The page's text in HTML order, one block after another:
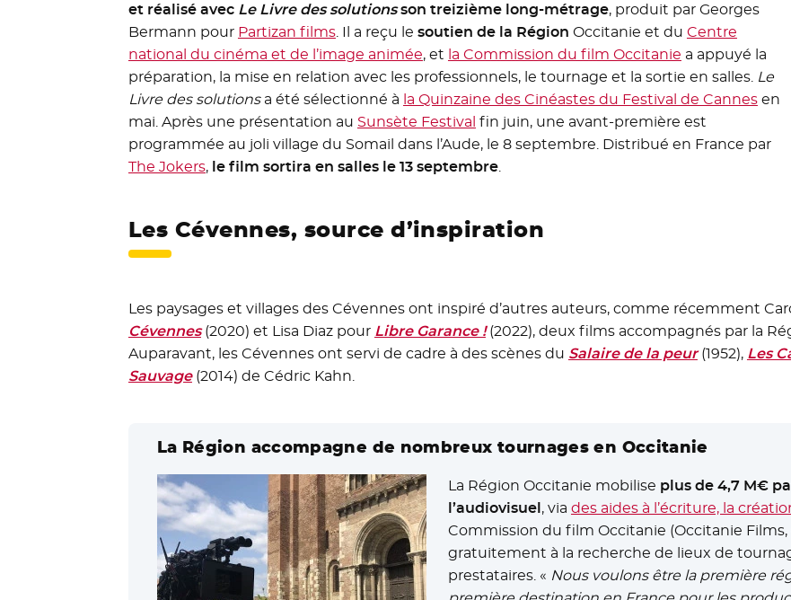
et réalisé avec Le Livre des solutionsson treizième long-métrage, produit par Georges
Bermann pour Partizan films- Nouvelle fenêtre
. Il a reçu le soutien de la Région Occitanie et du Centre
national du cinéma et de l’image animée- Nouvelle fenêtre
, et la Commission du film Occitanie - Nouvelle
a appuyé la
préparation, la mise en relation avec les professionnels, le tournage et la sortie en salles. Le
Livre des solutionsa été sélectionné à la Quinzaine des Cinéastes du Festival de Cannes-
en
mai. Après une présentation au Sunsète Festival - Nouvelle fenêtre
fin juin, une avant-première est
programmée au joli village du Somail dans l’Aude, le 8 septembre. Distribué en France par
The Jokers- Nouvelle fenêtre
, le film sortira en salles le 13 septembre.
Les Cévennes, source d’inspiration
Les paysages et villages des Cévennes ont inspiré d’autres auteurs, comme récemment
Cévennes- Nouvelle fenêtre
(2020) et Lisa Diaz pour Libre Garance !- Nouvelle fenêtre
(2022), deux films accompagnés par la
Auparavant, les Cévennes ont servi de cadre à des scènes du Salaire de la peur- Nouvelle
(1952), Les
Sauvage- Nouvelle fenêtre
(2014) de Cédric Kahn.
La Région accompagne de nombreux tournages en Occitanie
La Région Occitanie mobilise plus de 4,7 M€
l’audiovisuel, via des aides à l’écriture, la
Commission du film Occitanie (Occitanie
gratuitement à la recherche de lieux de
prestataires. « Nous voulons être la première